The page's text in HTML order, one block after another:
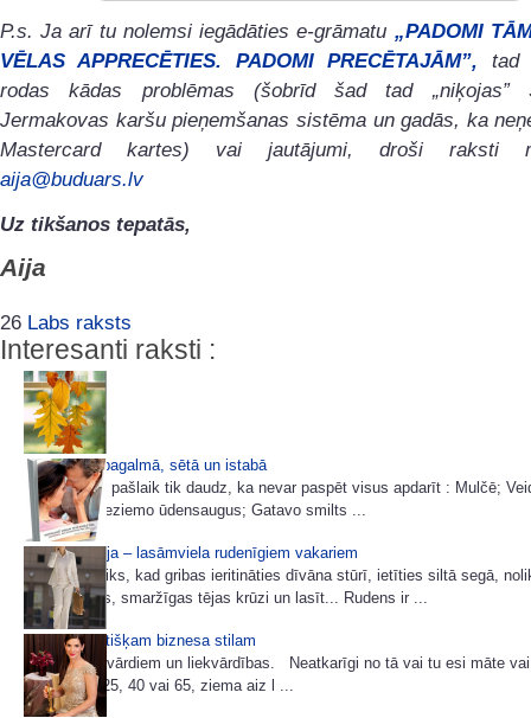
P.s. Ja arī tu nolemsi iegādāties e-grāmatu „PADOMI
VĒLAS APPRECĒTIES. PADOMI PRECĒTAJĀM”, tad
rodas kādas problēmas (šobrīd šad tad „niķojas”
Jermakovas karšu pieņemšanas sistēma un gadās, ka
Mastercard kartes) vai jautājumi, droši raksti
aija@buduars.lv
Uz tikšanos tepatās,
Aija
26 Labs raksts
Interesanti raksti :
Miķeļdiena pagalmā, sētā un istabā
Dārzā darbu pašlaik tik daudz, ka nevar paspēt visus apdarīt : Mulčē;
viršu dobi; Ieziemo ūdensaugus; Gatavo smilts ...
3 dienu akcija – lasāmviela rudenīgiem vakariem
Rudens ir laiks, kad gribas ieritināties dīvāna stūrī, ietīties siltā segā,
sev kūpošas, smaržīgas tējas krūzi un lasīt... Rudens ir ...
85 idejas lietišķam biznesa stilam
Šoreiz bez vārdiem un liekvārdības. Neatkarīgi no tā vai tu esi māte
tev šobrīd 25, 40 vai 65, ziema aiz l ...